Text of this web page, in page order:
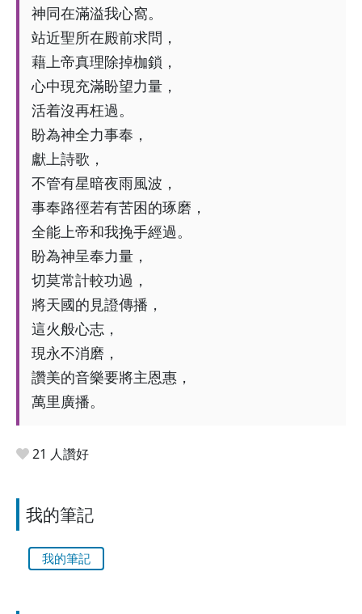
神同在滿溢我心窩。
站近聖所在殿前求問，
藉上帝真理除掉枷鎖，
心中現充滿盼望力量，
活着沒再枉過。
盼為神全力事奉，
獻上詩歌，
不管有星暗夜雨風波，
事奉路徑若有苦困的琢磨，
全能上帝和我挽手經過。
盼為神呈奉力量，
切莫常計較功過，
將天國的見證傳播，
這火般心志，
現永不消磨，
讚美的音樂要將主恩惠，
萬里廣播。
21 人讚好
我的筆記
我的筆記